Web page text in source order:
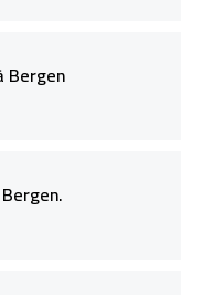
Bergen